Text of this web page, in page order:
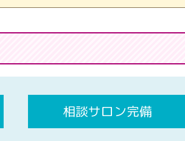
相談サロン完備